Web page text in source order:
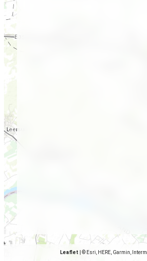
Leaflet © Esri, HERE, Garmin,